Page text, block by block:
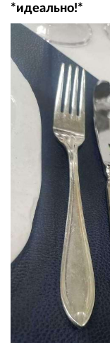
*идеально!*